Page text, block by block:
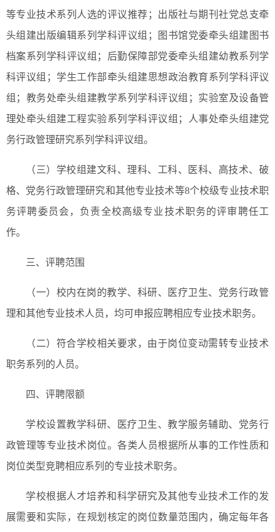
等专业技术系列人选的评议推荐；出版社与期刊社党总支牵
头组建出版编辑系列学科评议组；图书馆党委牵头组建图书
档案系列学科评议组；后勤保障部党委牵头组建幼教系列学
科评议组；学生工作部牵头组建思想政治教育系列学科评议
组；教务处牵头组建教学系列学科评议组；实验室及设备管
理处牵头组建工程实验系列学科评议组；人事处牵头组建党
务行政管理研究系列学科评议组。
（三）学校组建文科、理科、工科、医科、高技术、破
格、党务行政管理研究和其他专业技术等8个校级专业技术职
务评聘委员会，负责全校高级专业技术职务的评审聘任工
作。
三、评聘范围
（一）校内在岗的教学、科研、医疗卫生、党务行政管
理和其他专业技术人员，均可申报应聘相应专业技术职务。
（二）符合学校相关要求，由于岗位变动需转专业技术
职务系列的人员。
四、评聘限额
学校设置教学科研、医疗卫生、教学服务辅助、党务行
政管理等专业技术岗位。各类人员根据所从事的工作性质和
岗位类型竞聘相应系列的专业技术职务。
学校根据人才培养和科学研究及其他专业技术工作的发
展需要和实际，在规划核定的岗位数量范围内，确定每年各